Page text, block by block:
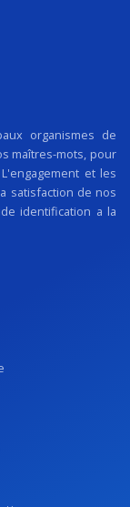
organismes de
maîtres-mots, pour
et les
satisfaction de nos
identification a la